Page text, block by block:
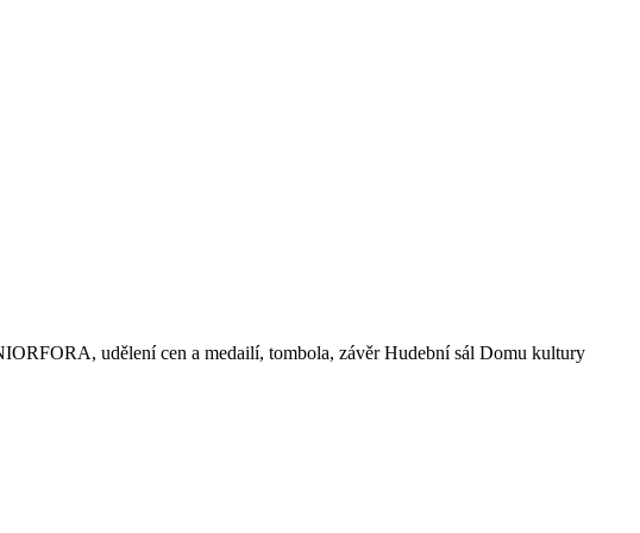
udělení cen a medailí, tombola, závěr Hudební sál Domu kultury